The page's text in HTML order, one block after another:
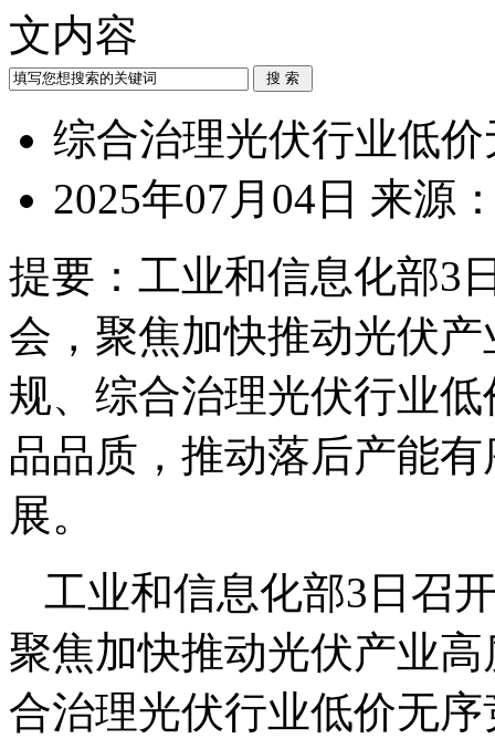
文内容
综合治理光伏行业低
2025年07月04日 来源
提要： 工业和信息化部3
会，聚焦加快推动光伏
规、综合治理光伏行业
品品质，推动落后产能
展。
工业和信息化部3日召
聚焦加快推动光伏产业
合治理光伏行业低价无